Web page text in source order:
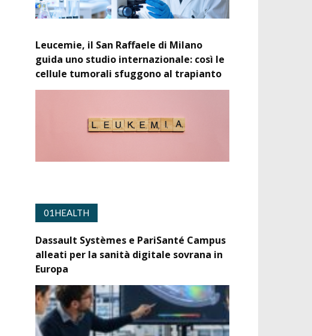
Leucemie, il San Raffaele di Milano
guida uno studio internazionale: così le
cellule tumorali sfuggono al trapianto
01HEALTH
Dassault Systèmes e PariSanté Campus
alleati per la sanità digitale sovrana in
Europa